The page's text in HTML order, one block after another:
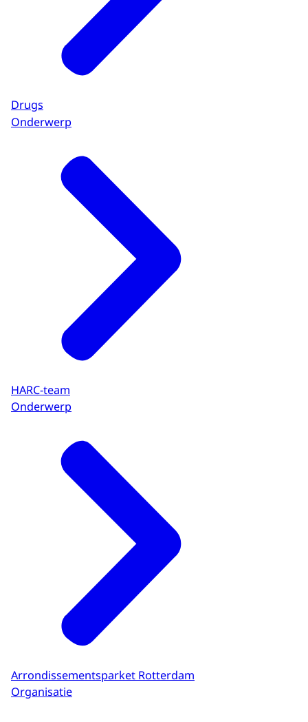
Drugs
Onderwerp
HARC-team
Onderwerp
Arrondissementsparket Rotterdam
Organisatie